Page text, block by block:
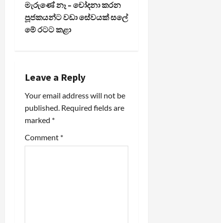
n
a
i
g
a
t
මැරුණේ නෑ – චෝදනා කරන
පූජකයන්ට වඩා සේවයක් සලේ
මේ රටට කළා
Leave a Reply
Your email address will not be
published. Required fields are
marked *
Comment *